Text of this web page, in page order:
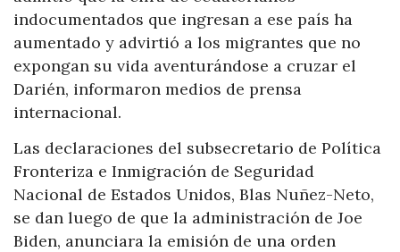
indocumentados que ingresan a ese país ha
aumentado y advirtió a los migrantes que no
expongan su vida aventurándose a cruzar el
Darién, informaron medios de prensa
internacional.
Las declaraciones del subsecretario de Política
Fronteriza e Inmigración de Seguridad
Nacional de Estados Unidos, Blas Nuñez-Neto,
se dan luego de que la administración de Joe
Biden, anunciara la emisión de una orden